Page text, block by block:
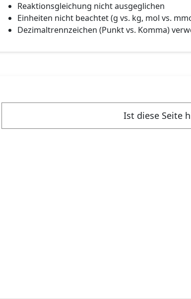
Reaktionsgleichung nicht ausgeglichen
Einheiten nicht beachtet (g vs. kg, mol vs.
Dezimaltrennzeichen (Punkt vs. Komma)
Ist diese